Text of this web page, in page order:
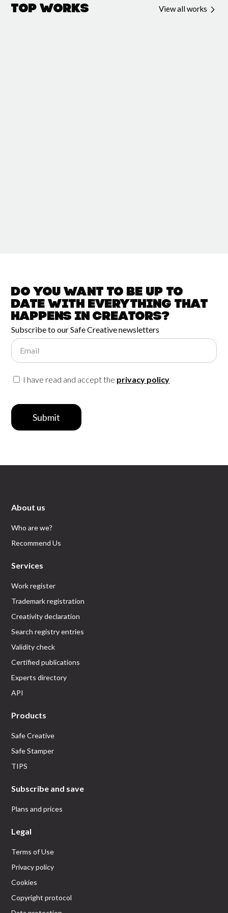
Top Works View all works
Do you want to be up to
date with
everything that
happens inCreators?
Subscribe to our Safe Creative newsletters
Email
I have read and accept the privacy policy
Submit
About us
Who are we?
Recommend Us
Services
Work register
Trademark registration
Creativity declaration
Search registry entries
Validity check
Certified publications
Experts directory
API
Products
Safe Creative
Safe Stamper
TIPS
Subscribe and save
Plans and prices
Legal
Terms of Use
Privacy policy
Cookies
Copyright protocol